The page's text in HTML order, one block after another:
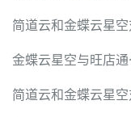
简道云和金蝶云星
金蝶云星空与旺店
简道云和金蝶云星